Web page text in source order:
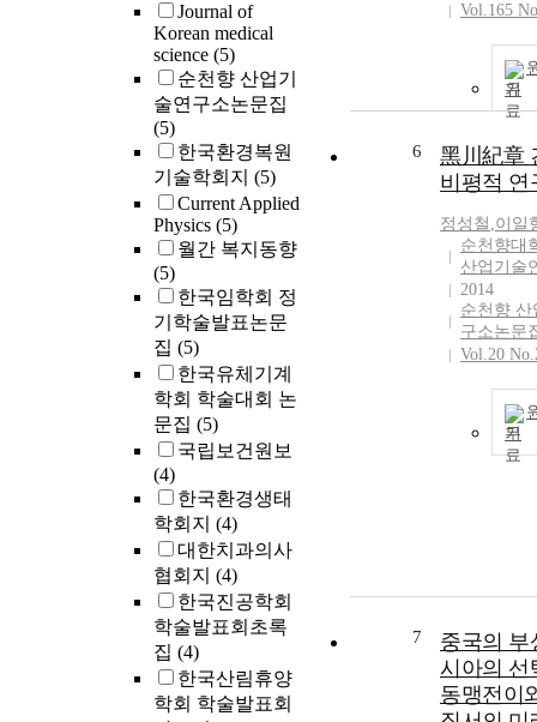
Journal of
Korean medical
science (5)
순천향 산업기
술연구소논문집
(5)
한국환경복원
기술학회지 (5)
Current Applied
Physics (5)
월간 복지동향
(5)
한국임학회 정
기학술발표논문
집 (5)
한국유체기계
학회 학술대회 논
문집 (5)
국립보건원보
(4)
한국환경생태
학회지 (4)
대한치과의사
협회지 (4)
한국진공학회
학술발표회초록
집 (4)
한국산림휴양
학회 학술발표회
Vol.165
기
6
黑川紀章
비평적 연
정성철 ,이일
순천향대
산업기술
2014
순천향 산
구소논문
Vol.20
기
7
중국의 부
시아의 선
동맹전이